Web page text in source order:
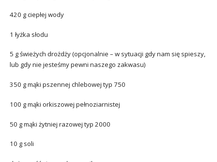
420 g ciepłej wody
1 łyżka słodu
5 g świeżych drożdży (opcjonalnie – w sytuacji gdy nam się spieszy,
lub gdy nie jesteśmy pewni naszego zakwasu)
350 g mąki pszennej chlebowej typ 750
100 g mąki orkiszowej pełnoziarnistej
50 g mąki żytniej razowej typ 2000
10 g soli